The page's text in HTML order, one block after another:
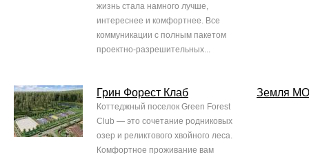
жизнь стала намного лучше,
интереснее и комфортнее. Все
коммуникации с полным пакетом
проектно-разрешительных...
Грин Форест Клаб
Коттеджный поселок Green Forest
Club — это сочетание родниковых
озер и реликтового хвойного леса.
Комфортное проживание вам
Земля МО